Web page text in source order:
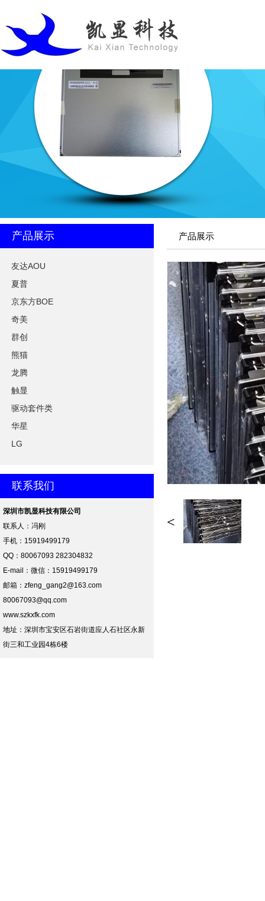
产品展示
友达AOU
夏普
京东方BOE
奇美
群创
熊猫
龙腾
触显
驱动套件类
华星
LG
联系我们
深圳市凯显科技有限公司
联系人：冯刚
手机：15919499179
QQ：80067093 282304832
E-mail： 微信：15919499179
邮箱：zfeng_gang2@163.com
80067093@qq.com
www.szkxfk.com
地址：深圳市宝安区石岩街道应人石社区永新
街三和工业园4栋6楼
产品展示
<